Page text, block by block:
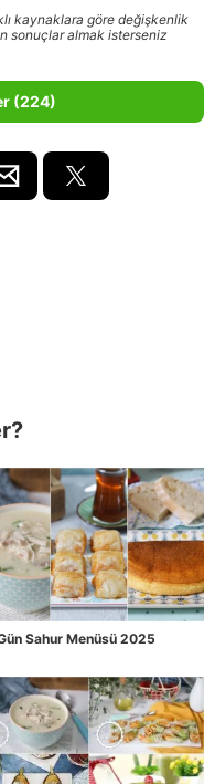
kaynaklara göre değişkenlik
sonuçlar almak isterseniz
(224)
Sahur Menüsü 2025